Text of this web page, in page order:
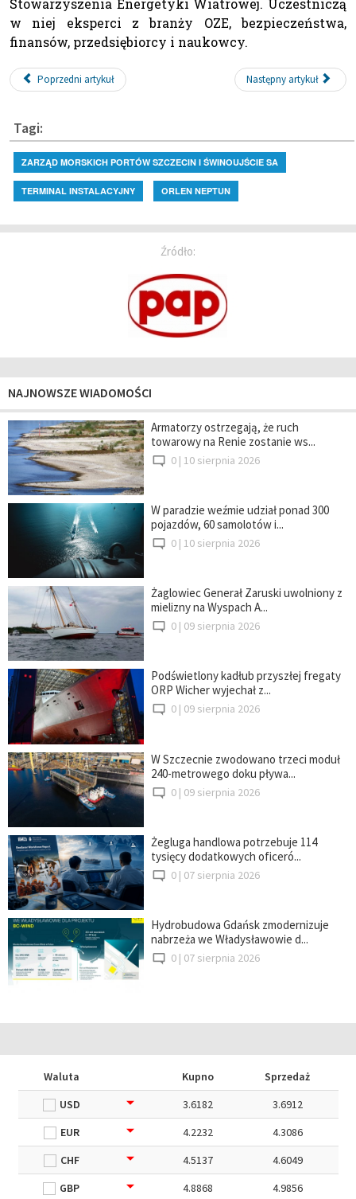
Stowarzyszenia Energetyki Wiatrowej. Uczestniczą
w niej eksperci z branży OZE, bezpieczeństwa,
finansów, przedsiębiorcy i naukowcy.
Poprzedni artykuł Następny artykuł
Tagi:
ZARZĄD MORSKICH PORTÓW SZCZECIN I ŚWINOUJŚCIE SA
TERMINAL INSTALACYJNY ORLEN NEPTUN
Źródło:
NAJNOWSZE WIADOMOŚCI
Armatorzy ostrzegają, że ruch
towarowy na Renie zostanie ws...
0 | 10 sierpnia 2026
W paradzie weźmie udział ponad 300
pojazdów, 60 samolotów i...
0 | 10 sierpnia 2026
Żaglowiec Generał Zaruski uwolniony z
mielizny na Wyspach A...
0 | 09 sierpnia 2026
Podświetlony kadłub przyszłej fregaty
ORP Wicher wyjechał z...
0 | 09 sierpnia 2026
W Szczecnie zwodowano trzeci moduł
240-metrowego doku pływa...
0 | 09 sierpnia 2026
Żegluga handlowa potrzebuje 114
tysięcy dodatkowych oficeró...
0 | 07 sierpnia 2026
Hydrobudowa Gdańsk zmodernizuje
nabrzeża we Władysławowie d...
0 | 07 sierpnia 2026
Waluta Kupno
Sprzedaż
USD
3.6182
3.6912
EUR
4.2232
4.3086
CHF
4.5137
4.6049
GBP
4.8868 4.9856